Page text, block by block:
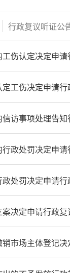
行政复议听证公
伤认定决定申请
工伤决定申请行
访事项处理告
政处罚决定申请
处罚决定申请行
决定申请行政复
市场主体登记